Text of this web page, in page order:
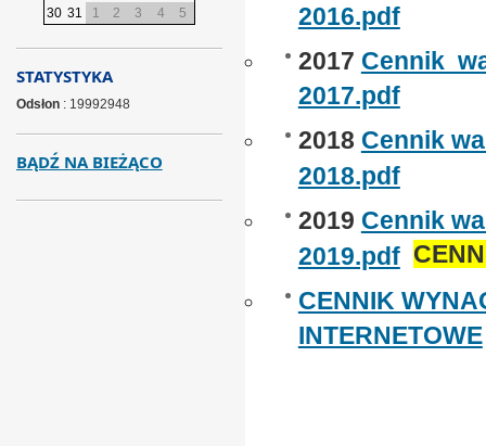
2016.pdf
2017 Cennik
2017.pdf
2018 Cennik
2018.pdf
2019 Cennik
2019.pdf
CENNIK
INTERNETOWE
30 31 1 2 3 4 5
STATYSTYKA
Odsłon: 19992948
BĄDŹ NA BIEŻĄCO